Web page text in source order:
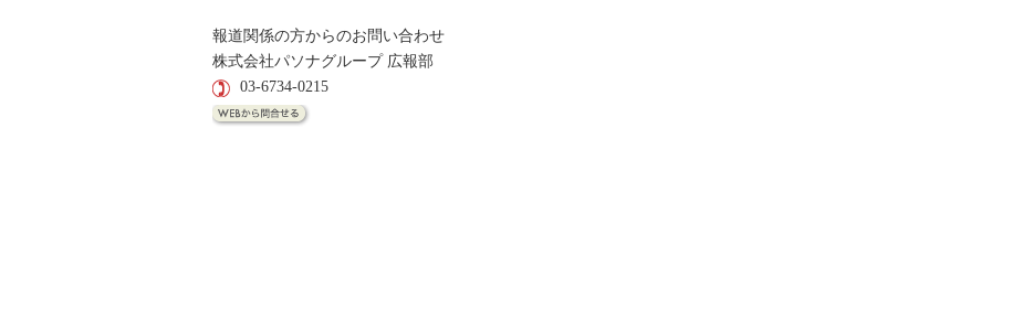
報道関係の方からのお問い合わせ
株式会社パソナグループ 広報部
03-6734-0215